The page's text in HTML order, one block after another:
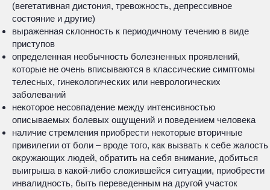
(вегетативная дистония, тревожность, депрессивное
состояние и другие)
выраженная склонность к периодичному течению в виде
приступов
определенная необычность болезненных проявлений,
которые не очень вписываются в классические симптомы
телесных, гинекологических или неврологических
заболеваний
некоторое несовпадение между интенсивностью
описываемых болевых ощущений и поведением человека
наличие стремления приобрести некоторые вторичные
привилегии от боли – вроде того, как вызвать к себе жалость
окружающих людей, обратить на себя внимание, добиться
выигрыша в какой-либо сложившейся ситуации, приобрести
инвалидность, быть переведенным на другой участок